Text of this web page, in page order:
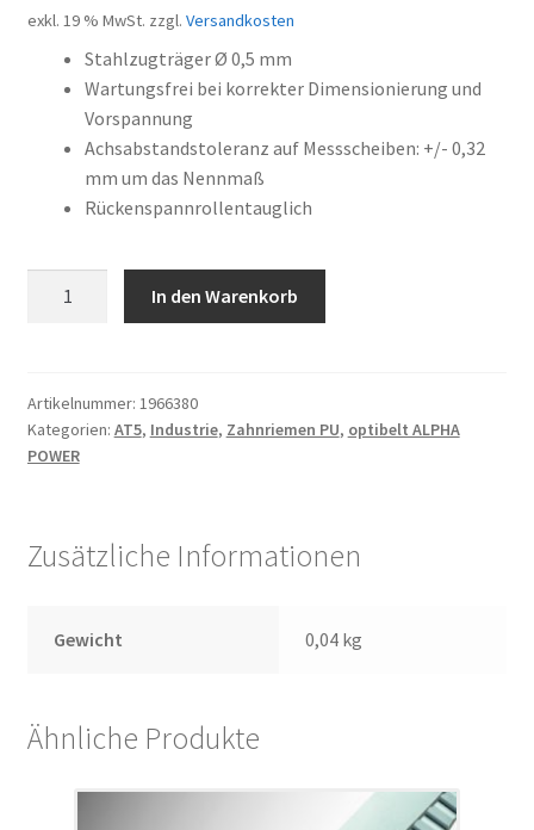
Zahlungsarten
Preis
war:
58,89 €
Preis
ist:
24,10 €.
exkl. 19 % MwSt. zzgl. Versandkosten
Stahlzugträger Ø 0,5 mm
Wartungsfrei bei korrekter Dimensionierung und
Vorspannung
Achsabstandstoleranz auf Messscheiben: +/- 0,32
mm um das Nennmaß
Rückenspannrollentauglich
AP
Menge
In den Warenkorb
Artikelnummer: 1966380
Kategorien: AT5, Industrie, Zahnriemen PU, optibelt ALPHA
POWER
Zusätzliche Informationen
Gewicht 0,04 kg
Ähnliche Produkte